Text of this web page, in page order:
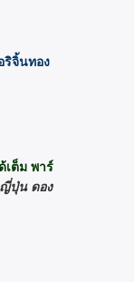
จิ้นทอง
ต็ม พาร์
ปุ่น ดอง